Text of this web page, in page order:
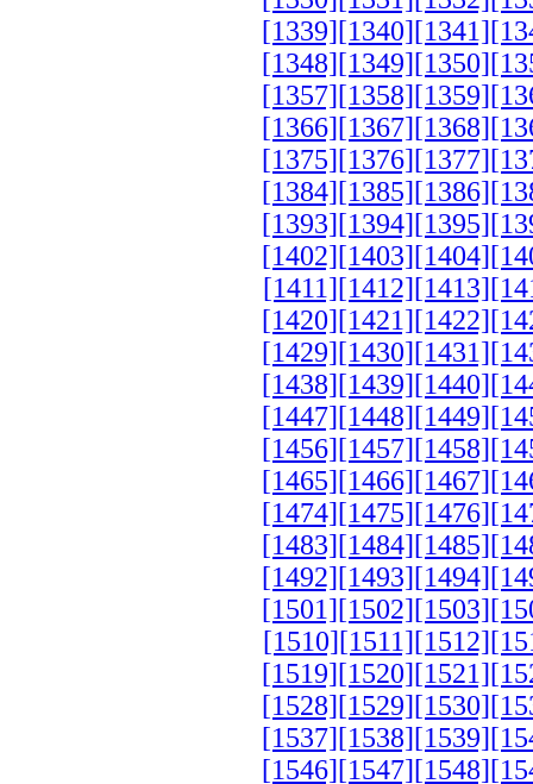
[1339][1340][1341]
[1348][1349][1350]
[1357][1358][1359]
[1366][1367][1368]
[1375][1376][1377]
[1384][1385][1386]
[1393][1394][1395]
[1402][1403][1404]
[1411][1412][1413]
[1420][1421][1422]
[1429][1430][1431]
[1438][1439][1440]
[1447][1448][1449]
[1456][1457][1458]
[1465][1466][1467]
[1474][1475][1476]
[1483][1484][1485]
[1492][1493][1494]
[1501][1502][1503]
[1510][1511][1512]
[1519][1520][1521]
[1528][1529][1530]
[1537][1538][1539]
[1546][1547][1548]